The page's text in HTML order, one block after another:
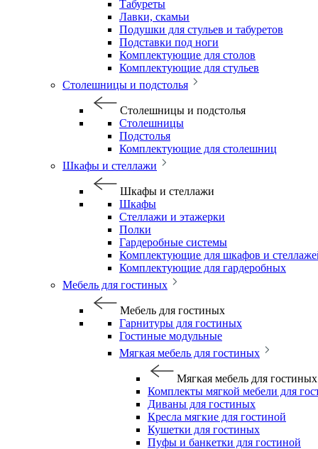
Табуреты
Лавки, скамьи
Подушки для стульев и табуретов
Подставки под ноги
Комплектующие для столов
Комплектующие для стульев
Столешницы и подстолья
Столешницы и подстолья
Столешницы
Подстолья
Комплектующие для столешниц
Шкафы и стеллажи
Шкафы и стеллажи
Шкафы
Стеллажи и этажерки
Полки
Гардеробные системы
Комплектующие для шкафов и
Комплектующие для гардеробных
Мебель для гостиных
Мебель для гостиных
Гарнитуры для гостиных
Гостиные модульные
Мягкая мебель для гостиных
Мягкая мебель для гостиных
Комплекты мягкой мебели для
Диваны для гостиных
Кресла мягкие для гостиной
Кушетки для гостиных
Пуфы и банкетки для гостиной